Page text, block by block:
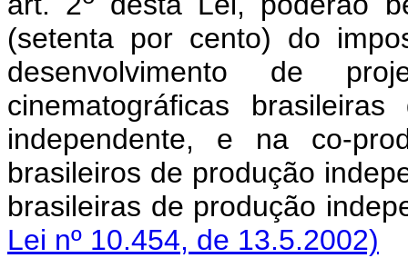
(setenta por cento) do
desenvolvimento de
cinematográficas
independente, e na co-
brasileiros de produção
brasileiras de produção
Lei nº 10.454, de 13.5.2002)